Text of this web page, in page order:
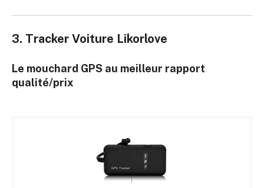
3. Tracker Voiture Likorlove
Le mouchard GPS au meilleur rapport
qualité/prix